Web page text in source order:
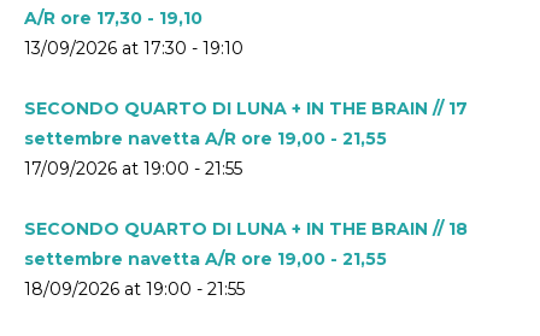
A/R ore 17,30 - 19,10
13/09/2026 at 17:30 - 19:10
SECONDO QUARTO DI LUNA + IN THE BRAIN // 17
settembre navetta A/R ore 19,00 - 21,55
17/09/2026 at 19:00 - 21:55
SECONDO QUARTO DI LUNA + IN THE BRAIN // 18
settembre navetta A/R ore 19,00 - 21,55
18/09/2026 at 19:00 - 21:55